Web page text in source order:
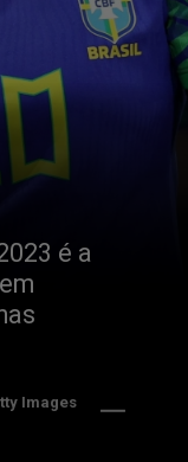
é a
Images